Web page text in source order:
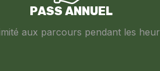
PASS ANNUEL
aux parcours pendant les